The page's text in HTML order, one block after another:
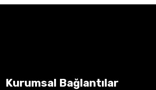
Kurumsal Bağlantılar